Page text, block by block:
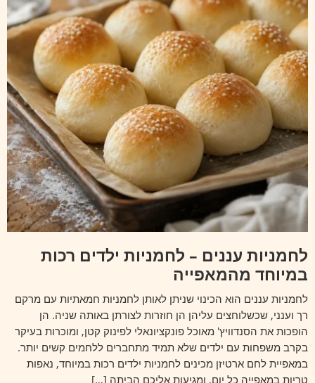
לחמניות עננים – לחמניות ילדים רכות
במיוחד מהמאפייה
לחמניות עננים הוא הכינוי שניתן לאותן לחמניות חמאתיות עם מרקם
רך וענני, שכשלוחצים עליהן הן חוזרות לצורתן באותה שניה. הן
הופכות את הסנדוויץ' מאוכל פונקציונאלי לפינוק קטן, ומוכרות בעיקר
בקרב משפחות עם ילדים שלא תמיד מתחברים ללחמים קשים יותר.
במאפיית לחם ארטיזן מכינים לחמניות ילדים רכות במיוחד, נאפות
טריות במאפייה כל יום, ומגיעות אליכם הביתה […]